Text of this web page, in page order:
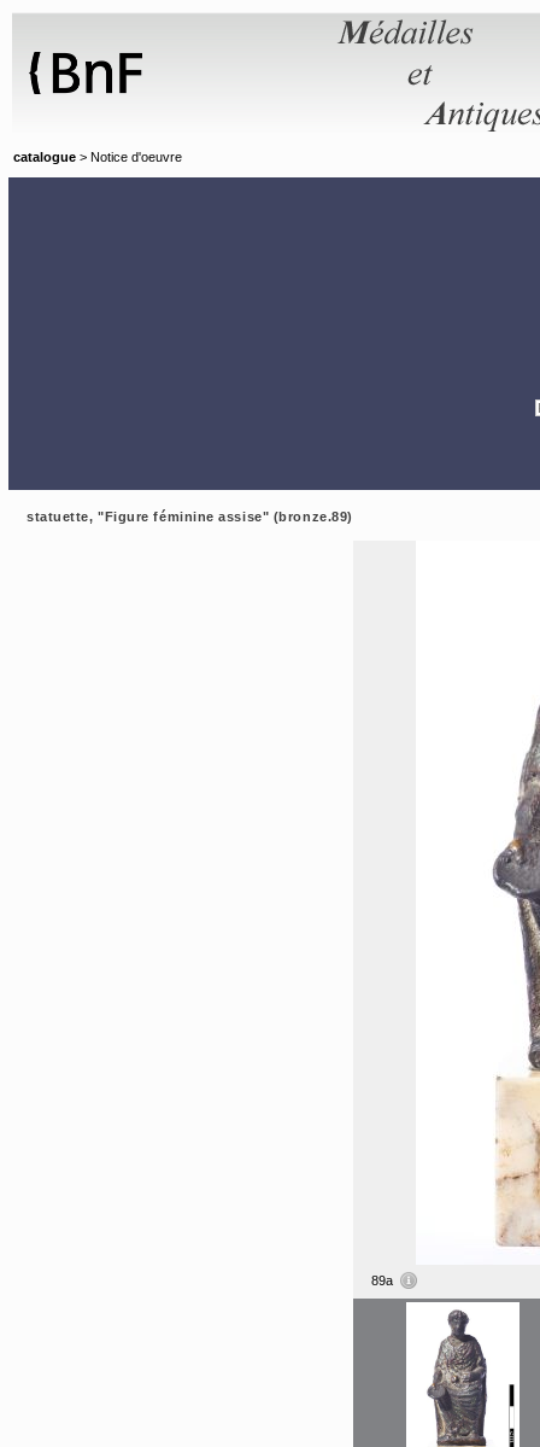
catalogue > Notice d'oeuvre
statuette, "Figure féminine assise" (bronze.89)
89a